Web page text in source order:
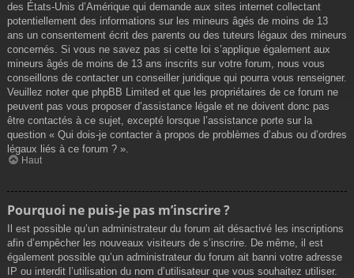
des États-Unis d’Amérique qui demande aux sites internet collectant
potentiellement des informations sur les mineurs âgés de moins de 13
ans un consentement écrit des parents ou des tuteurs légaux des mineurs
concernés. Si vous ne savez pas si cette loi s’applique également aux
mineurs âgés de moins de 13 ans inscrits sur votre forum, nous vous
conseillons de contacter un conseiller juridique qui pourra vous renseigner.
Veuillez noter que phpBB Limited et que les propriétaires de ce forum ne
peuvent pas vous proposer d’assistance légale et ne doivent donc pas
être contactés à ce sujet, excepté lorsque l’assistance porte sur la
question « Qui dois-je contacter à propos de problèmes d’abus ou d’ordres
légaux liés à ce forum ? ».
Haut
Pourquoi ne puis-je pas m’inscrire ?
Il est possible qu’un administrateur du forum ait désactivé les inscriptions
afin d’empêcher les nouveaux visiteurs de s’inscrire. De même, il est
également possible qu’un administrateur du forum ait banni votre adresse
IP ou interdit l’utilisation du nom d’utilisateur que vous souhaitez utiliser.